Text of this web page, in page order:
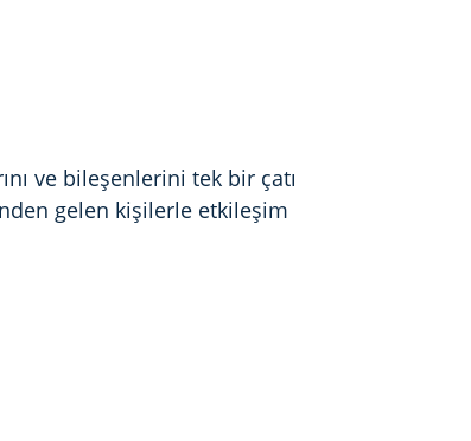
ve bileşenlerini tek bir çatı
gelen kişilerle etkileşim